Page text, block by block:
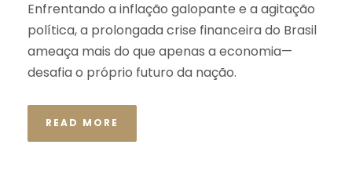
Enfrentando a inflação galopante e a agitação
política, a prolongada crise financeira do Brasil
ameaça mais do que apenas a economia—
desafia o próprio futuro da nação.
READ MORE